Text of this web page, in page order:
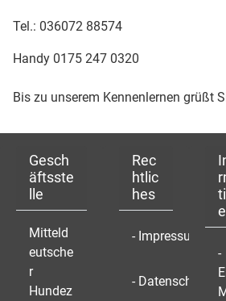
Tel.: 036072 88574
Handy 0175 247 0320
Bis zu unserem Kennenlernen grüßt
Gesch
äftsste
lle
Mitteld
eutsche
r
Hundez
Rec
htlic
hes
- Impressum
- Datenschutz
-